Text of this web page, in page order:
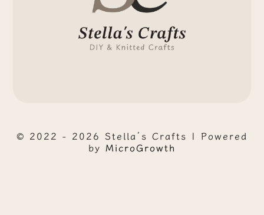
© 2022 - 2026 Stella’s Crafts | Powered
by MicroGrowth